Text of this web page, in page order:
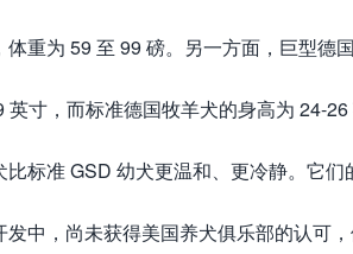
重为 59 至 99 磅。另一方面，巨型德
寸，而标准德国牧羊犬的身高为 24-26
标准 GSD 幼犬更温和、更冷静。它们
中，尚未获得美国养犬俱乐部的认可